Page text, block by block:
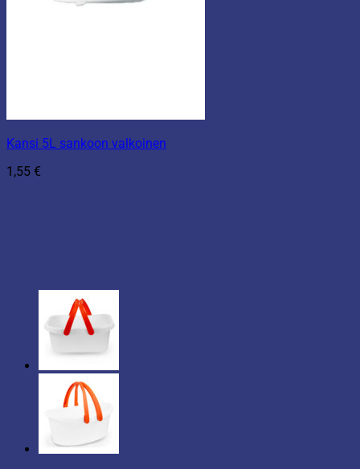
Kansi 5L sankoon valkoinen
1,55 €